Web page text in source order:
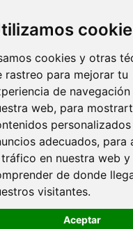
cookies y otras
rastreo para mejorar tu
de navegación
web, para
adecuados, para
en nuestra web y
de donde
visitantes.
Aceptar
Foro
DE PAGO